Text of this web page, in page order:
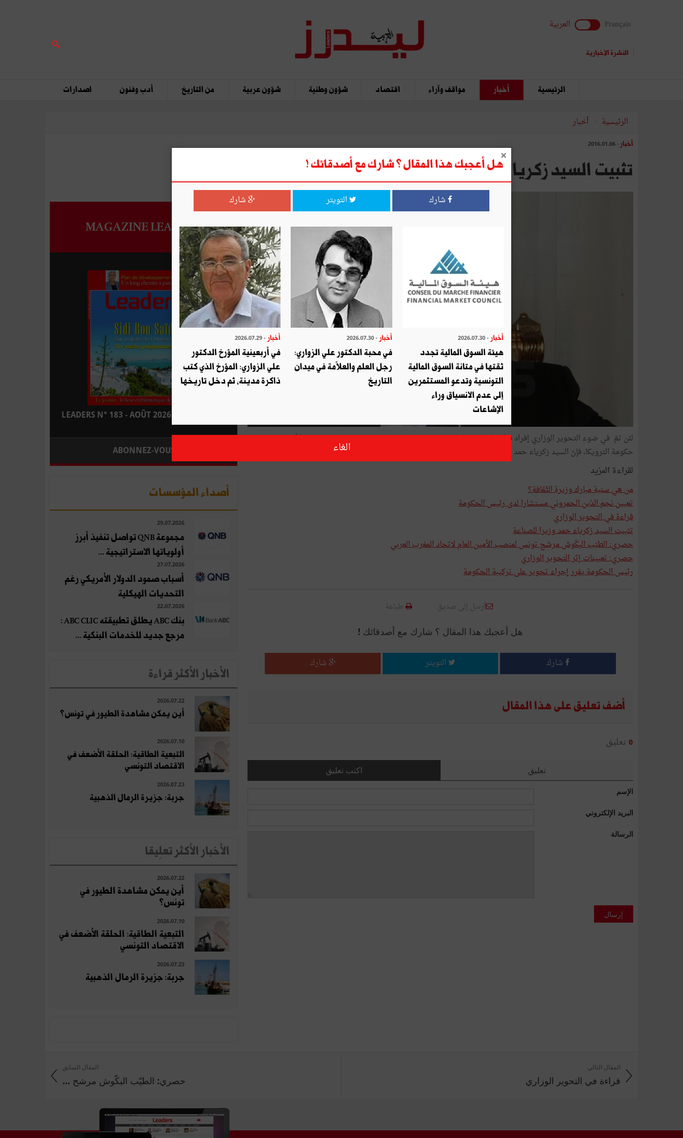
Français العربية
النشرة الإخبارية
الرئيسية أخبار مواقف وآراء اقتصاد شؤون وطنية شؤون عربية من التاريخ أدب وفنون اصدارات
الرئيسية أخبار
أخبار - 2016.01.06
تثبيت السيد زكرياء حمد وزيرا للصناعة
لئن تمّ في ضوء التحوير الوزاري إفراد قطاع المناجم والطاقة بوزارة عهد بها إلى السيد منجي مرزوق الوزير الأسبق في
حكومة الترويكا، فإنّ السيد زكرياء حمد ثبّت وزيرا للصناعة.
لقراءة المزيد
من هي سنية مبارك وزيرة الثّقافة؟
تعيين نجم الدّين الحمروني مستشارا لدى رئيس الحكومة
قراءة في التحوير الوزاري
تثبيت السيد زكرياء حمد وزيرا للصناعة
حصري: الطيّب البكّوش مرشح تونس لمنصب الأمين العام لاتحاد المغرب العربي
حصري: تعيينات إثر التحوير الوزاري
رئيس الحكومة يقرر إجراء تحوير على تركيبة الحكومة
أرسل إلى صديق طباعة
هل أعجبك هذا المقال ؟ شارك مع أصدقائك !
شارك التويتر شارك
أضف تعليق على هذا المقال
0 تعليق
اكتب تعليق تعليق
الإسم
البريد الإلكتروني
الرسالة
إرسال
MAGAZINE LEADERS
LEADERS N° 183 - AOÛT 2026 : EN KIOSQUE
ABONNEZ-VOUS
أصداء المؤسسات
29.07.2026
مجموعة QNB تواصل تنفيذ أبرز
أولوياتها الاستراتيجية ...
27.07.2026
أسباب صمود الدولار الأمريكي رغم
التحديات الهيكلية
22.07.2026
بنك ABC يطلق تطبيقته ABC CLIC :
مرجع جديد للخدمات البنكية ...
الأخبار الأكثر قراءة
2026.07.22
أين يمكن مشاهدة الطيور في تونس؟
2026.07.10
التبعية الطاقية: الحلقة الأضعف في
الاقتصاد التونسي
2026.07.23
جربة: جزيرة الرمال الذهبية
الأخبار الأكثر تعلِيقا
2026.07.22
أين يمكن مشاهدة الطيور في
تونس؟
2026.07.10
التبعية الطاقية: الحلقة الأضعف في
الاقتصاد التونسي
2026.07.23
جربة: جزيرة الرمال الذهبية
المقال السابق
حصري: الطيّب البكّوش مرشح ...
المقال التالي
قراءة في التحوير الوزاري
هل أعجبك هذا المقال ؟ شارك مع أصدقائك !
شارك التويتر شارك
أخبار - 2026.07.30
هيئة السوق المالية تجدد
ثقتها في متانة السوق المالية
التونسية وتدعو المستثمرين
إلى عدم الانسياق وراء
الإشاعات
أخبار - 2026.07.30
في محبة الدكتور علي الزواري:
رجل العلم والعلاّمة في ميدان
التاريخ
أخبار - 2026.07.29
في أربعينية المؤرخ الدكتور
علي الزواري: المؤرخ الذي كتب
ذاكرة مدينة، ثم دخل تاريخها
الغاء